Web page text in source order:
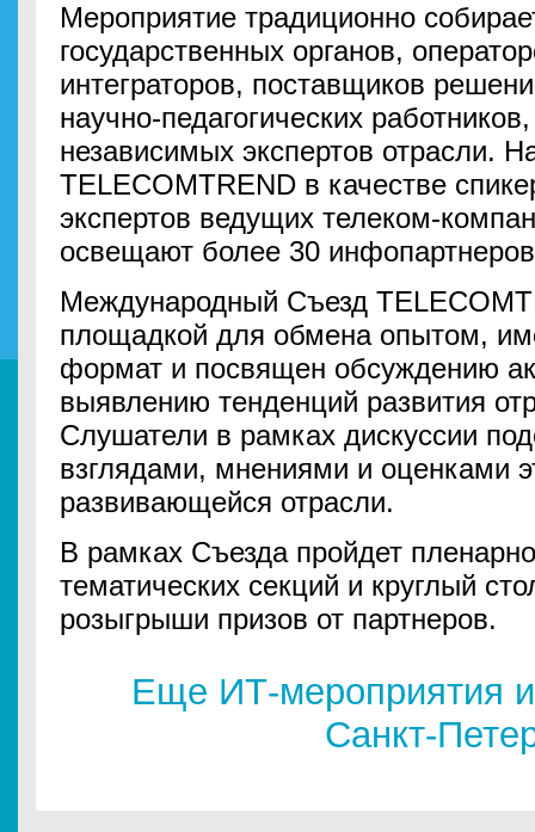
Мероприятие традиционно
государственных органов,
интеграторов, поставщиков
научно-педагогических
независимых экспертов отрасли.
TELECOMTREND в качестве
экспертов ведущих телеком-
освещают более 30
Международный Съезд
площадкой для обмена опытом,
формат и посвящен обсуждению
выявлению тенденций развития
Слушатели в рамках дискуссии
взглядами, мнениями и оценками
развивающейся отрасли.
В рамках Съезда пройдет
тематических секций и круглый
розыгрыши призов от партнеров.
Еще ИТ-мероприятия
Санкт-